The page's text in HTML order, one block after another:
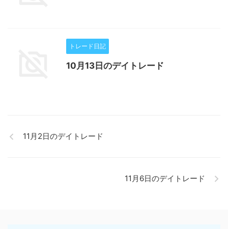
トレード日記
10月13日のデイトレード
11月2日のデイトレード
11月6日のデイトレード